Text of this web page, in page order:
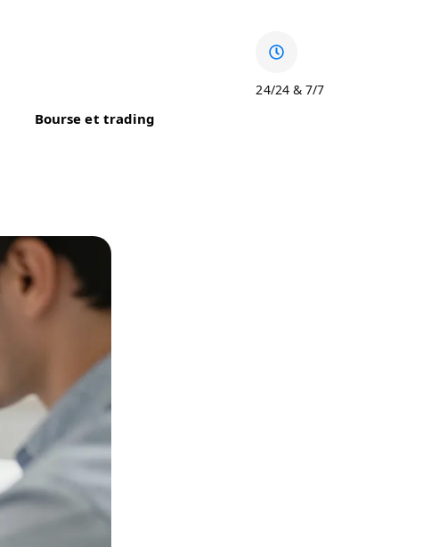
Bourse et trading
24/24 & 7/7